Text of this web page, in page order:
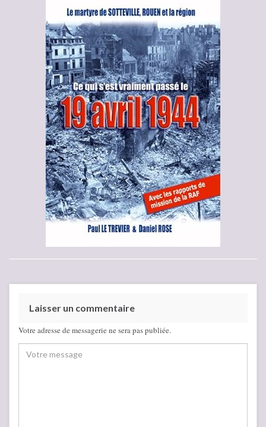
Laisser un commentaire
Votre adresse de messagerie ne sera pas publiée.